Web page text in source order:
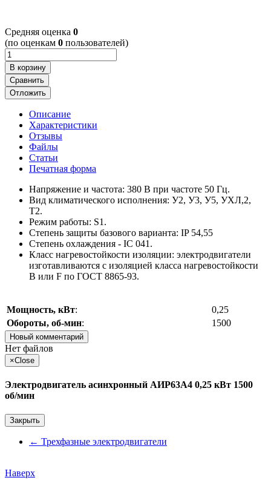
Cредняя оценка 0
(по оценкам 0 пользователей)
В корзину
Сравнить
Отложить
Описание
Характеристики
Отзывы
Файлы
Статьи
Печатная форма
Напряжение и частота: 380 В при частоте 50 Гц.
Вид климатического исполнения: У2, У3, У5, УХЛ,2,
Т2.
Режим работы: S1.
Степень защиты базового варианта: IP 54,55
Степень охлаждения - IC 041.
Класс нагревостойкости изоляции: электродвигатели
изготавливаются с изоляцией класса нагревостойкости
В или F по ГОСТ 8865-93.
Мощность, кВт:
0,25
Обороты, об-мин: 1500
Новый комментарий
Нет файлов
×Close
Электродвигатель асинхронный АИР63А4 0,25 кВт 1500
об/мин
Закрыть
← Трехфазные электродвигатели
Наверх